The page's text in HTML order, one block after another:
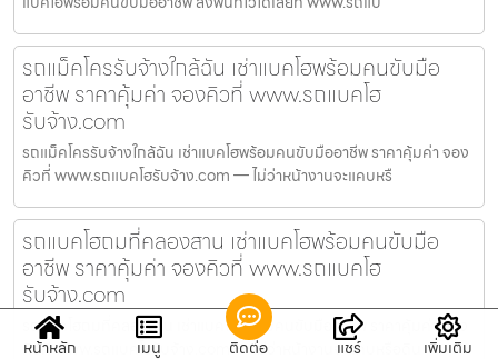
รถแม็คโครรับจ้างใกล้ฉัน เช่าแบคโฮพร้อมคนขับมือ
อาชีพ ราคาคุ้มค่า จองคิวที่ www.รถแบคโฮ
รับจ้าง.com
รถแม็คโครรับจ้างใกล้ฉัน เช่าแบคโฮพร้อมคนขับมืออาชีพ ราคาคุ้มค่า จอง
คิวที่ www.รถแบคโฮรับจ้าง.com — ไม่ว่าหน้างานจะแคบหรื
รถแบคโฮถมที่คลองสาน เช่าแบคโฮพร้อมคนขับมือ
อาชีพ ราคาคุ้มค่า จองคิวที่ www.รถแบคโฮ
รับจ้าง.com
รถแบคโฮถมที่คลองสาน เช่าแบคโฮพร้อมคนขับมืออาชีพ ราคาคุ้มค่า จอง
คิวที่ www.รถแบคโฮรับจ้าง.com — ไม่ว่าหน้างานจะแคบหรือดิน
หน้าหลัก เมนู ติดต่อ แชร์ เพิ่มเติม